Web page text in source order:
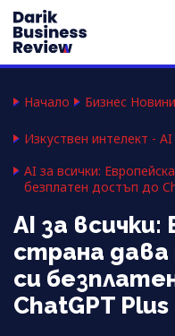
Начало Бизнес Новини
Изкуствен интелект - AI
AI за всички:
безплатен достъп до
AI за всички:
страна
си
ChatGPT Plus